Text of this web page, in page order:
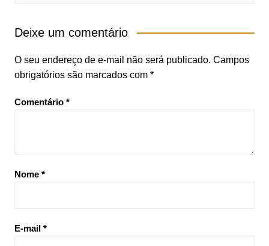
Deixe um comentário
O seu endereço de e-mail não será publicado. Campos
obrigatórios são marcados com *
Comentário *
Nome *
E-mail *